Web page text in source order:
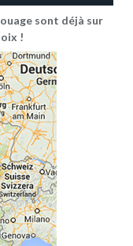
sont déjà sur
!